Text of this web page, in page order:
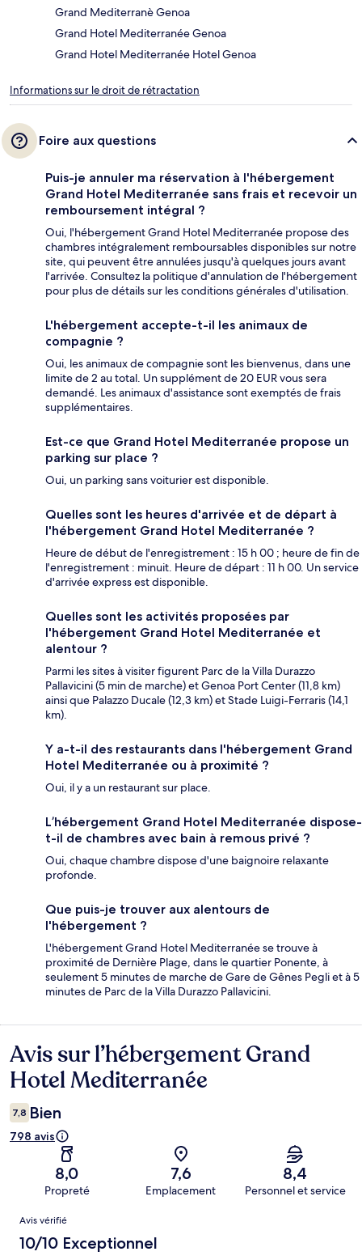
Grand Mediterranè Genoa
Grand Hotel Mediterranée Genoa
Grand Hotel Mediterranée Hotel Genoa
Informations sur le droit de rétractation
Foire aux questions
Puis-je annuler ma réservation à l'hébergement
Grand Hotel Mediterranée sans frais et recevoir un
remboursement intégral ?
Oui, l'hébergement Grand Hotel Mediterranée propose des
chambres intégralement remboursables disponibles sur notre
site, qui peuvent être annulées jusqu'à quelques jours avant
l'arrivée. Consultez la politique d'annulation de l'hébergement
pour plus de détails sur les conditions générales d'utilisation.
L'hébergement accepte-t-il les animaux de
compagnie ?
Oui, les animaux de compagnie sont les bienvenus, dans une
limite de 2 au total. Un supplément de 20 EUR vous sera
demandé. Les animaux d'assistance sont exemptés de frais
supplémentaires.
Est-ce que Grand Hotel Mediterranée propose un
parking sur place ?
Oui, un parking sans voiturier est disponible.
Quelles sont les heures d'arrivée et de départ à
l'hébergement Grand Hotel Mediterranée ?
Heure de début de l'enregistrement : 15 h 00 ; heure de fin de
l'enregistrement : minuit. Heure de départ : 11 h 00. Un service
d'arrivée express est disponible.
Quelles sont les activités proposées par
l'hébergement Grand Hotel Mediterranée et
alentour ?
Parmi les sites à visiter figurent Parc de la Villa Durazzo
Pallavicini (5 min de marche) et Genoa Port Center (11,8 km)
ainsi que Palazzo Ducale (12,3 km) et Stade Luigi-Ferraris (14,1
km).
Y a-t-il des restaurants dans l'hébergement Grand
Hotel Mediterranée ou à proximité ?
Oui, il y a un restaurant sur place.
L’hébergement Grand Hotel Mediterranée dispose-
t-il de chambres avec bain à remous privé ?
Oui, chaque chambre dispose d'une baignoire relaxante
profonde.
Que puis-je trouver aux alentours de
l'hébergement ?
L'hébergement Grand Hotel Mediterranée se trouve à
proximité de Dernière Plage, dans le quartier Ponente, à
seulement 5 minutes de marche de Gare de Gênes Pegli et à 5
minutes de Parc de la Villa Durazzo Pallavicini.
Avis
Avis sur l’hébergement Grand
Hotel Mediterranée
7,8 Bien
798 avis
8,0
Propreté
7,6
Emplacement
8,4
Personnel et service
Avis
Avis vérifié
10/10 Exceptionnel